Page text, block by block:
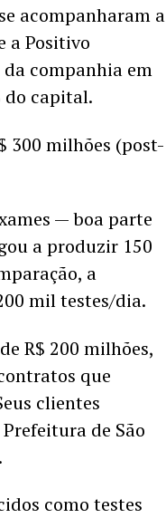
acompanharam a
a Positivo
companhia em
do capital.
300 milhões (post-
— boa parte
a produzir 150
a
mil testes/dia.
R$ 200 milhões,
que
clientes
de São
como testes